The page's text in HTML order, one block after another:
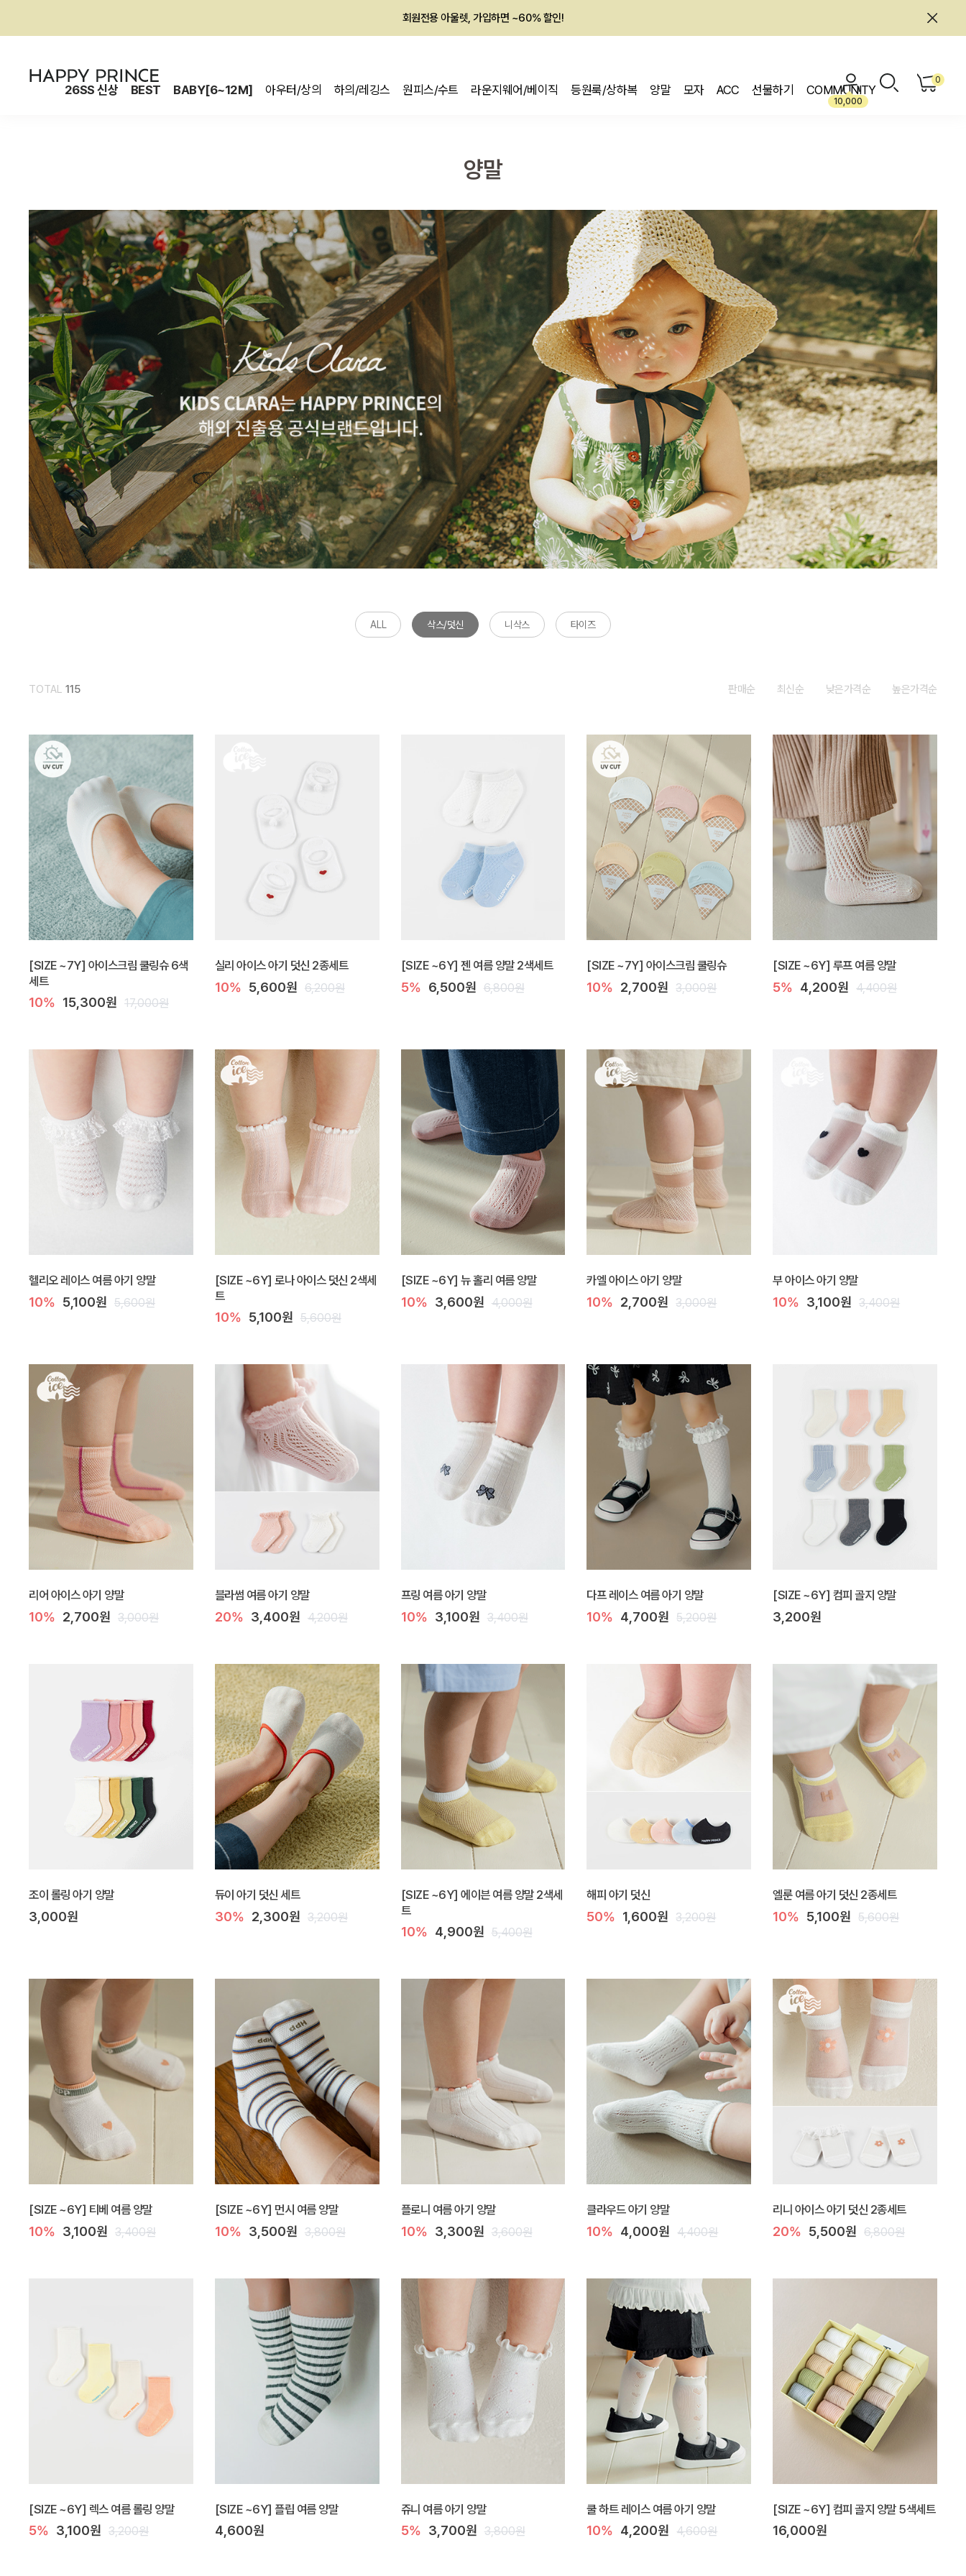
회원전용 아울렛, 가입하면 ~60% 할인!
26SS 신상 BEST BABY[6~12M] 아우터/상의 하의/레깅스 원피스/수트 라운지웨어/베이직 등원룩/상하복 양말 모자 ACC 선물하기 COMMUNITY
10,000
0
양말
ALL 삭스/덧신 니삭스 타이즈
TOTAL 115 판매순 최신순 낮은가격순 높은가격순
[SIZE ~7Y] 아이스크림 쿨링슈 6색
세트
10% 15,300원 17,000원
실리 아이스 아기 덧신 2종세트
10% 5,600원 6,200원
[SIZE ~6Y] 젠 여름 양말 2색세트
5% 6,500원 6,800원
[SIZE ~7Y] 아이스크림 쿨링슈
10% 2,700원 3,000원
[SIZE ~6Y] 루프 여름 양말
5% 4,200원 4,400원
헬리오 레이스 여름 아기 양말
10% 5,100원 5,600원
[SIZE ~6Y] 로나 아이스 덧신 2색세
트
10% 5,100원 5,600원
[SIZE ~6Y] 뉴 홀리 여름 양말
10% 3,600원 4,000원
카엘 아이스 아기 양말
10% 2,700원 3,000원
부 아이스 아기 양말
10% 3,100원 3,400원
리어 아이스 아기 양말
10% 2,700원 3,000원
블라썸 여름 아기 양말
20% 3,400원 4,200원
프링 여름 아기 양말
10% 3,100원 3,400원
다프 레이스 여름 아기 양말
10% 4,700원 5,200원
[SIZE ~6Y] 컴피 골지 양말
3,200원
조이 롤링 아기 양말
3,000원
듀이 아기 덧신 세트
30% 2,300원 3,200원
[SIZE ~6Y] 에이븐 여름 양말 2색세
트
10% 4,900원 5,400원
해피 아기 덧신
50% 1,600원 3,200원
엘룬 여름 아기 덧신 2종세트
10% 5,100원 5,600원
[SIZE ~6Y] 티베 여름 양말
10% 3,100원 3,400원
[SIZE ~6Y] 먼시 여름 양말
10% 3,500원 3,800원
플로니 여름 아기 양말
10% 3,300원 3,600원
클라우드 아기 양말
10% 4,000원 4,400원
리니 아이스 아기 덧신 2종세트
20% 5,500원 6,800원
[SIZE ~6Y] 렉스 여름 롤링 양말
5% 3,100원 3,200원
[SIZE ~6Y] 플립 여름 양말
4,600원
쥬니 여름 아기 양말
5% 3,700원 3,800원
쿨 하트 레이스 여름 아기 양말
10% 4,200원 4,600원
[SIZE ~6Y] 컴피 골지 양말 5색세트
16,000원